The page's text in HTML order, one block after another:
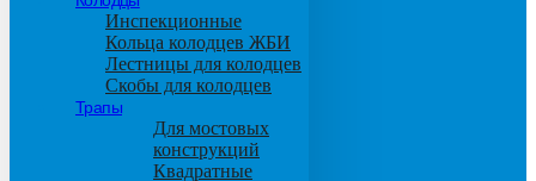
Инспекционные
Кольца колодцев ЖБИ
Лестницы для колодцев
Скобы для колодцев
Трапы
Для мостовых
конструкций
Квадратные